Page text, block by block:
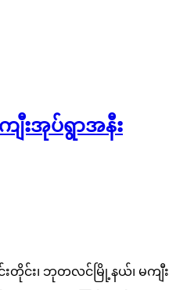
းအုပ်ရွာအနီး
င်း၊ ဘုတလင်မြို့နယ်၊ မကျီး